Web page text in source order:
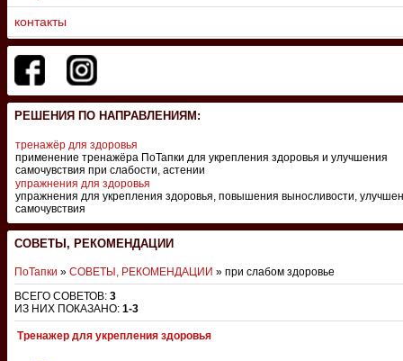
контакты
РЕШЕНИЯ ПО НАПРАВЛЕНИЯМ:
тренажёр для здоровья
применение тренажёра ПоТапки для укрепления здоровья и улучшения
самочувствия при слабости, астении
упражнения для здоровья
упражнения для укрепления здоровья, повышения выносливости,
самочувствия
СОВЕТЫ, РЕКОМЕНДАЦИИ
ПоТапки » СОВЕТЫ, РЕКОМЕНДАЦИИ » при слабом здоровье
ВСЕГО СОВЕТОВ: 3
ИЗ НИХ ПОКАЗАНО: 1-3
Тренажер для укрепления здоровья